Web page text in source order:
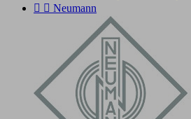
  Neumann